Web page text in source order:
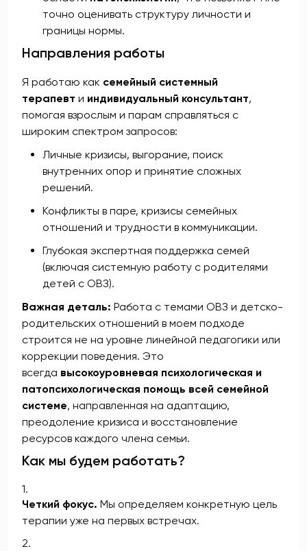
точно оценивать структуру личности и
границы нормы.
Направления работы
Я работаю как семейный системный
терапевт и индивидуальный консультант,
помогая взрослым и парам справляться с
широким спектром запросов:
Личные кризисы, выгорание, поиск
внутренних опор и принятие сложных
решений.
Конфликты в паре, кризисы семейных
отношений и трудности в коммуникации.
Глубокая экспертная поддержка семей
(включая системную работу с родителями
детей с ОВЗ).
Важная деталь: Работа с темами ОВЗ и детско-
родительских отношений в моем подходе
строится не на уровне линейной педагогики или
коррекции поведения. Это
всегда высокоуровневая психологическая и
патопсихологическая помощь всей семейной
системе, направленная на адаптацию,
преодоление кризиса и восстановление
ресурсов каждого члена семьи.
Как мы будем работать?
Четкий фокус. Мы определяем конкретную цель
терапии уже на первых встречах.